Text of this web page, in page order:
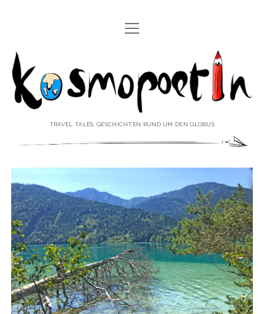
REISEREPORTAGEN
REISEPOESIE
REISEKOLUMNEN
REISESPECIALS
♥ ÜBER DEN REISEBLOG Menü
öffnen
IMPRESSUM
DATENSCHUTZERKLÄRUNG
♥ ÜBER DIE AUTORIN Menü
öffnen
VITA
PRESSE & MEDIEN
twitterfacebook
pinterestyoutubeinstagram
Menü
öffnen
Kosmopoetin
TRAVEL TALES: GESCHICHTEN RUND UM DEN GLOBUS